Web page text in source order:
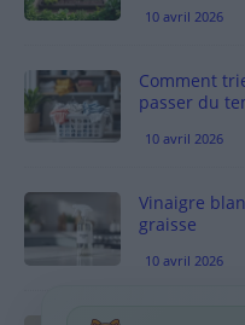
10 avril 2026
Comment
passer du
10 avril 2026
Vinaigre
graisse
10 avril 2026